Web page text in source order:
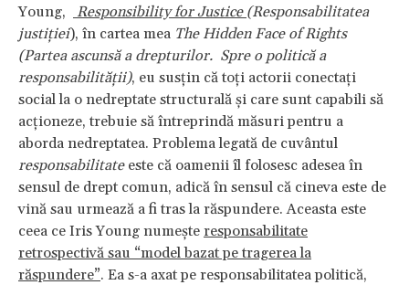
Young,
Responsibility for Justice(Responsabilitatea
justiției), în cartea mea The Hidden Face of Rights
(Partea ascunsă a drepturilor. Spre o politică a
responsabilității), eu susțin că toți actorii conectați
social la o nedreptate structurală și care sunt capabili să
acționeze, trebuie să întreprindă măsuri pentru a
aborda nedreptatea. Problema legată de cuvântul
responsabilitateeste că oamenii îl folosesc adesea în
sensul de drept comun, adică în sensul că cineva este de
vină sau urmează a fi tras la răspundere. Aceasta este
ceea ce Iris Young numește responsabilitate
retrospectivă sau “model bazat pe tragerea la
răspundere”. Ea s-a axat pe responsabilitatea politică,